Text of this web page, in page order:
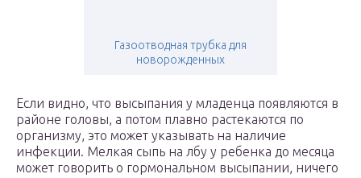
Газоотводная трубка для
новорожденных
Если видно, что высыпания у младенца появляются в
районе головы, а потом плавно растекаются по
организму, это может указывать на наличие
инфекции. Мелкая сыпь на лбу у ребенка до месяца
может говорить о гормональном высыпании, ничего